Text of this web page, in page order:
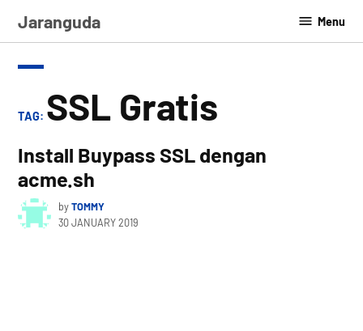
Jaranguda Menu
TAG: SSL Gratis
Install Buypass SSL dengan
acme.sh
byTOMMY
30 JANUARY 2019